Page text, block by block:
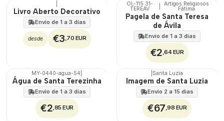
🇵🇹
100%
Livro Aberto Decorativo
Envio de 1 a 3 dias
desde €3,70 EUR
OL-115.31-
TEREAV
Artigos Religiosos
Fátima
Pagela de Santa Teresa
de Ávila
Envio de 1 a 3 dias
€2,64 EUR
🇵🇹
100%
MY-0440-agua-54
Água de Santa Terezinha
Envio de 1 a 3 dias
€2,85 EUR
🇵🇹
100%
Santa Luzia
Imagem de Santa Luzia
Envio 2 a 15 dias
€67,98 EUR